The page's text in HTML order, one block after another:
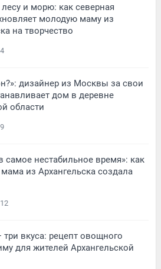
и морю: как северная
молодую маму из
на творчество
4
дизайнер из Москвы за свои
дом в деревне
области
9
самое нестабильное время»: как
из Архангельска создала
12
вкуса: рецепт овощного
для жителей Архангельской